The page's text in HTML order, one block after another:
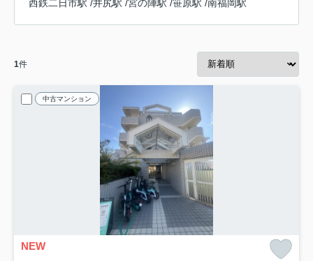
西鉄二日市駅 /井尻駅 /宮の陣駅 /笹原駅 /南福岡駅
1件
中古マンション
NEW